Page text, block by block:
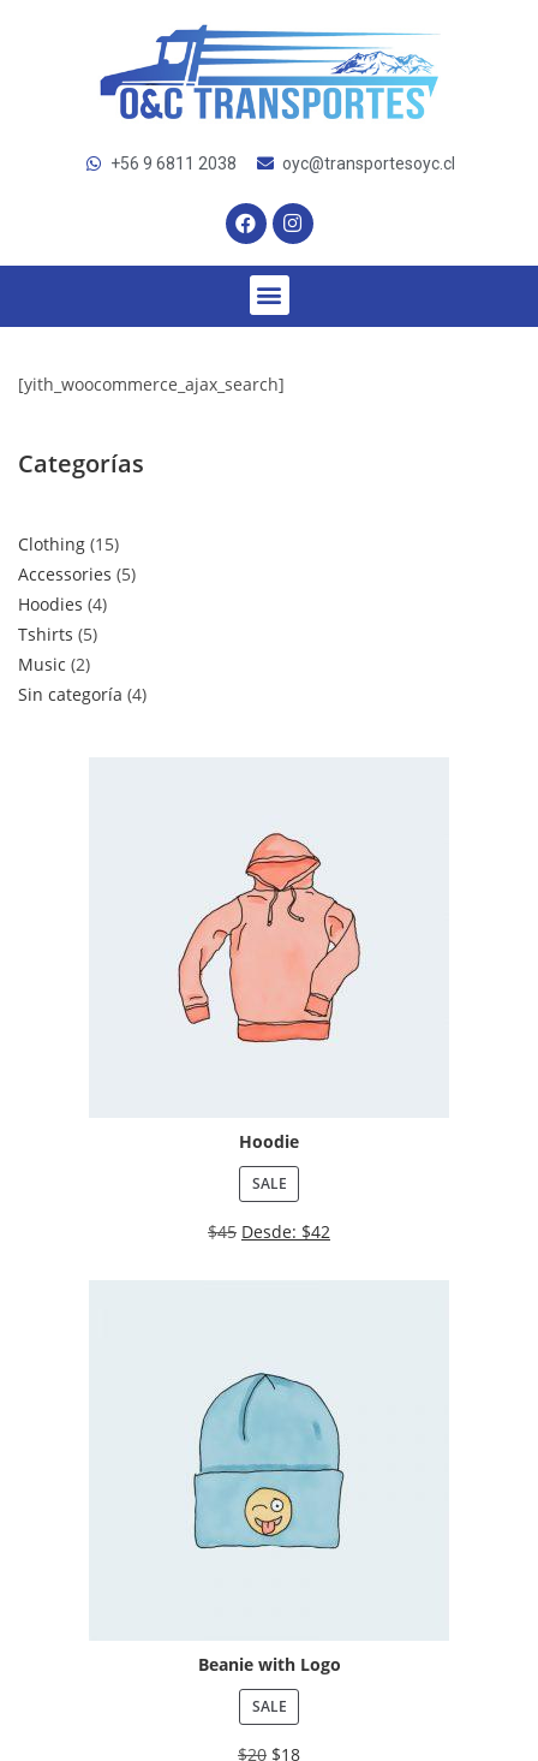
+56 9 6811 2038 oyc@transportesoyc.cl
[yith_woocommerce_ajax_search]
Categorías
Clothing 15
Accessories 5
Hoodies 4
Tshirts 5
Music 2
Sin categoría 4
Hoodie
SALE
$45 Desde: $42
Beanie with Logo
SALE
$20 $18